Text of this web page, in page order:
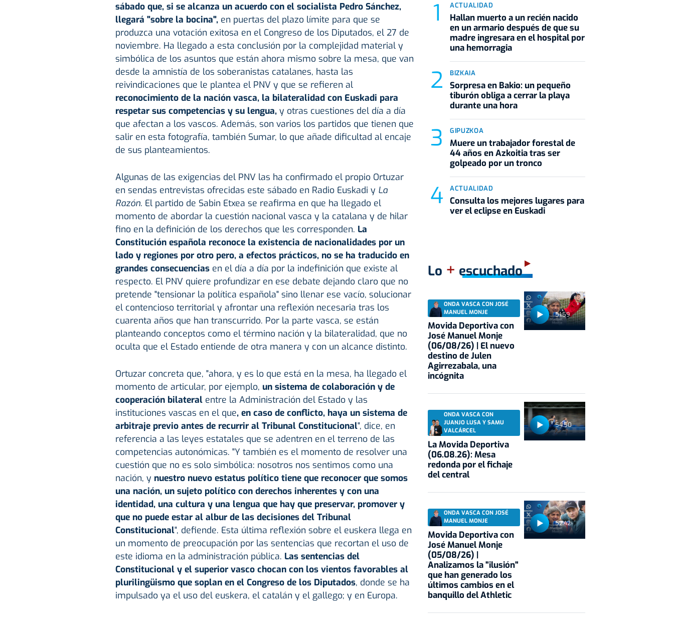
sábado que, si se alcanza un acuerdo con el socialista Pedro Sánchez,
llegará "sobre la bocina",en puertas del plazo límite para que se
produzca una votación exitosa en el Congreso de los Diputados, el 27 de
noviembre. Ha llegado a esta conclusión por la complejidad material y
simbólica de los asuntos que están ahora mismo sobre la mesa, que van
desde la amnistía de los soberanistas catalanes, hasta las
reivindicaciones que le plantea el PNV y que se refieren al
reconocimiento de la nación vasca, la bilateralidad con Euskadi para
respetar sus competencias y su lengua,y otras cuestiones del día a día
que afectan a los vascos. Además, son varios los partidos que tienen que
salir en esta fotografía, también Sumar, lo que añade dificultad al encaje
de sus planteamientos.
Algunas de las exigencias del PNV las ha confirmado el propio Ortuzar
en sendas entrevistas ofrecidas este sábado en Radio Euskadi y La
Razón. El partido de Sabin Etxea se reafirma en que ha llegado el
momento de abordar la cuestión nacional vasca y la catalana y de hilar
fino en la definición de los derechos que les corresponden. La
Constitución española reconoce la existencia de nacionalidades por un
lado y regiones por otro pero, a efectos prácticos, no se ha traducido en
grandes consecuenciasen el día a día por la indefinición que existe al
respecto. El PNV quiere profundizar en ese debate dejando claro que no
pretende "tensionar la política española" sino llenar ese vacío, solucionar
el contencioso territorial y afrontar una reflexión necesaria tras los
cuarenta años que han transcurrido. Por la parte vasca, se están
planteando conceptos como el término nación y la bilateralidad, que no
oculta que el Estado entiende de otra manera y con un alcance distinto.
Ortuzar concreta que, "ahora, y es lo que está en la mesa, ha llegado el
momento de articular, por ejemplo, un sistema de colaboración y de
cooperación bilateral entre la Administración del Estado y las
instituciones vascas en el que, en caso de conflicto, haya un sistema de
arbitraje previo antes de recurrir al Tribunal Constitucional", dice, en
referencia a las leyes estatales que se adentren en el terreno de las
competencias autonómicas. "Y también es el momento de resolver una
cuestión que no es solo simbólica: nosotros nos sentimos como una
nación, y nuestro nuevo estatus político tiene que reconocer que somos
una nación, un sujeto político con derechos inherentes y con una
identidad, una cultura y una lengua que hay que preservar, promover y
que no puede estar al albur de las decisiones del Tribunal
Constitucional", defiende. Esta última reflexión sobre el euskera llega en
un momento de preocupación por las sentencias que recortan el uso de
este idioma en la administración pública. Las sentencias del
Constitucional y el superior vasco chocan con los vientos favorables al
plurilingüismo que soplan en el Congreso de los Diputados, donde se ha
impulsado ya el uso del euskera, el catalán y el gallego; y en Europa.
ACTUALIDAD
Hallan muerto a un recién nacido
en un armario después de que su
madre ingresara en el hospital por
una hemorragia
BIZKAIA
Sorpresa en Bakio: un pequeño
tiburón obliga a cerrar la playa
durante una hora
GIPUZKOA
Muere un trabajador forestal de
44 años en Azkoitia tras ser
golpeado por un tronco
ACTUALIDAD
Consulta los mejores lugares para
ver el eclipse en Euskadi
Lo + escuchado
51:59
ONDA VASCA CON JOSÉ
MANUEL MONJE
Movida Deportiva con
José Manuel Monje
(06/08/26) | El nuevo
destino de Julen
Agirrezabala, una
incógnita
54:50
ONDA VASCA CON
JUANJO LUSA Y SAMU
VALCÁRCEL
La Movida Deportiva
(06.08.26): Mesa
redonda por el fichaje
del central
52:42
ONDA VASCA CON JOSÉ
MANUEL MONJE
Movida Deportiva con
José Manuel Monje
(05/08/26) |
Analizamos la "ilusión"
que han generado los
últimos cambios en el
banquillo del Athletic